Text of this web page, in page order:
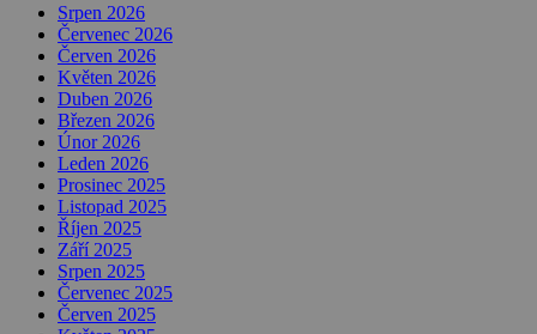
Srpen 2026
Červenec 2026
Červen 2026
Květen 2026
Duben 2026
Březen 2026
Únor 2026
Leden 2026
Prosinec 2025
Listopad 2025
Říjen 2025
Září 2025
Srpen 2025
Červenec 2025
Červen 2025